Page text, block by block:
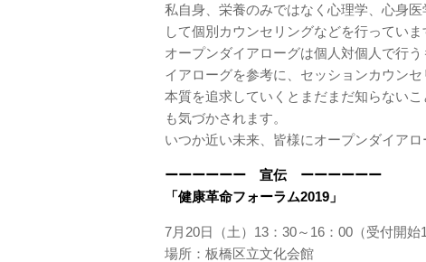
私自身、栄養のみではなく心理学、心身
して個別カウンセリングなどを行っていま
オープンダイアローグは個人対個人で行
イアローグを参考に、セッションカウン
本質を追求していくとまだまだ知らない
も気づかされます。
いつか近い未来、皆様にオープンダイア
ーーーーーー 宣伝 ーーーーーー
「健康革命フォーラム2019」
7月20日（土）13：30～16：00（受付開始
場所：板橋区立文化会館